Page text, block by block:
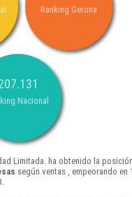
Ranking Gerona
Nacional
Limitada. ha obtenido la
según ventas , empeorando en